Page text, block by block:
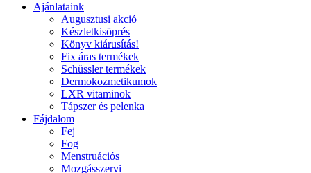
Ajánlataink
Augusztusi akció
Készletkisöprés
Könyv kiárusítás!
Fix áras termékek
Schüssler termékek
Dermokozmetikumok
LXR vitaminok
Tápszer és pelenka
Fájdalom
Fej
Fog
Menstruációs
Mozgásszervi